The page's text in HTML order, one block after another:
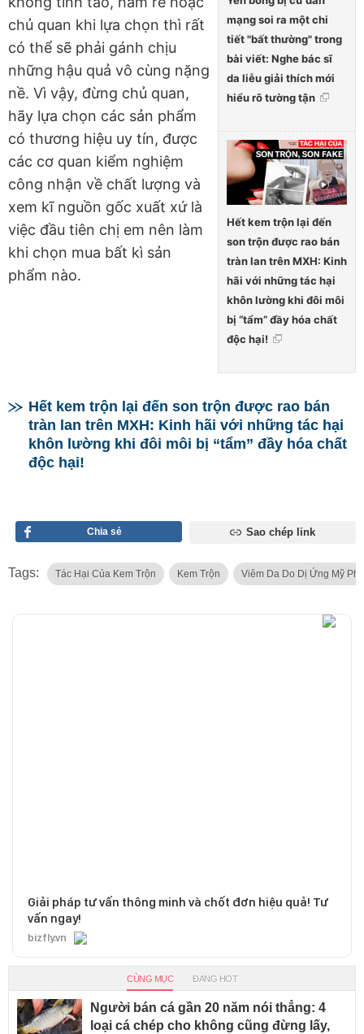
mạng soi ra một chi
tiết "bất thường" trong
bài viết: Nghe bác sĩ
da liễu giải thích mới
hiểu rõ tường tận
Hết kem trộn lại đến
son trộn được rao bán
tràn lan trên MXH: Kinh
hãi với những tác hại
khôn lường khi đôi môi
bị “tẩm” đầy hóa chất
độc hại!
chủ quan khi lựa chọn thì rất
có thể sẽ phải gánh chịu
những hậu quả vô cùng nặng
nề. Vì vậy, đừng chủ quan,
hãy lựa chọn các sản phẩm
có thương hiệu uy tín, được
các cơ quan kiểm nghiệm
công nhận về chất lượng và
xem kĩ nguồn gốc xuất xứ là
việc đầu tiên chị em nên làm
khi chọn mua bất kì sản
phẩm nào.
Hết kem trộn lại đến son trộn được rao bán
tràn lan trên MXH: Kinh hãi với những tác hại
khôn lường khi đôi môi bị “tẩm” đầy hóa chất
độc hại!
Chia sẻ Sao chép link
Tags: Tác Hại Của Kem Trộn Kem Trộn Viêm Da Do Dị Ứng Mỹ
Giải pháp tư vấn thông minh và chốt đơn hiệu quả! Tư
vấn ngay!
bizfly.vn
CÙNG MỤC ĐANG HOT
Người bán cá gần 20 năm nói thẳng: 4
loại cá chép cho không cũng đừng lấy,